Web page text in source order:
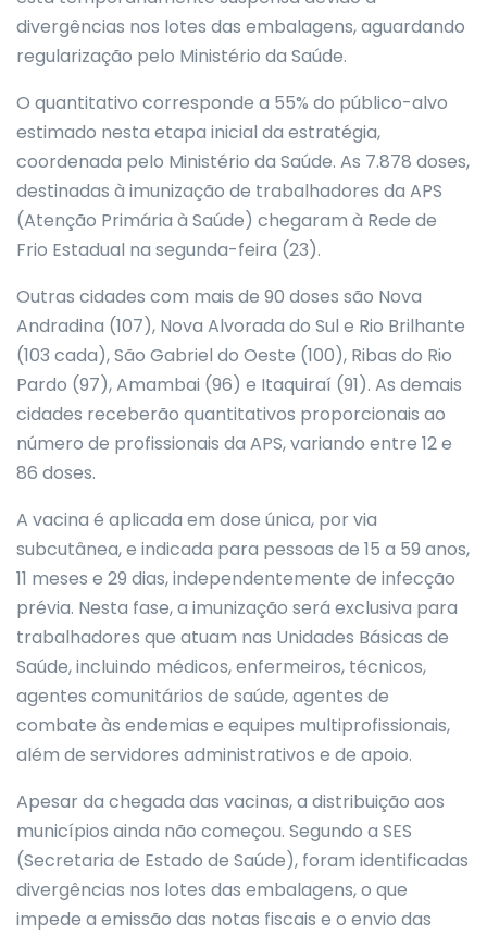
divergências nos lotes das embalagens, aguardando
regularização pelo Ministério da Saúde.
O quantitativo corresponde a 55% do público-alvo
estimado nesta etapa inicial da estratégia,
coordenada pelo Ministério da Saúde. As 7.878 doses,
destinadas à imunização de trabalhadores da APS
(Atenção Primária à Saúde) chegaram à Rede de
Frio Estadual na segunda-feira (23).
Outras cidades com mais de 90 doses são Nova
Andradina (107), Nova Alvorada do Sul e Rio Brilhante
(103 cada), São Gabriel do Oeste (100), Ribas do Rio
Pardo (97), Amambai (96) e Itaquiraí (91). As demais
cidades receberão quantitativos proporcionais ao
número de profissionais da APS, variando entre 12 e
86 doses.
A vacina é aplicada em dose única, por via
subcutânea, e indicada para pessoas de 15 a 59 anos,
11 meses e 29 dias, independentemente de infecção
prévia. Nesta fase, a imunização será exclusiva para
trabalhadores que atuam nas Unidades Básicas de
Saúde, incluindo médicos, enfermeiros, técnicos,
agentes comunitários de saúde, agentes de
combate às endemias e equipes multiprofissionais,
além de servidores administrativos e de apoio.
Apesar da chegada das vacinas, a distribuição aos
municípios ainda não começou. Segundo a SES
(Secretaria de Estado de Saúde), foram identificadas
divergências nos lotes das embalagens, o que
impede a emissão das notas fiscais e o envio das